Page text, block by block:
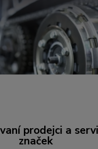
prodejci a
značek